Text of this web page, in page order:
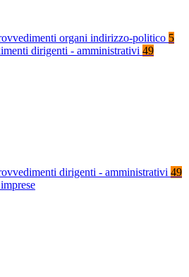
organi indirizzo-politico 5
dirigenti - amministrativi 49
dirigenti - amministrativi 49